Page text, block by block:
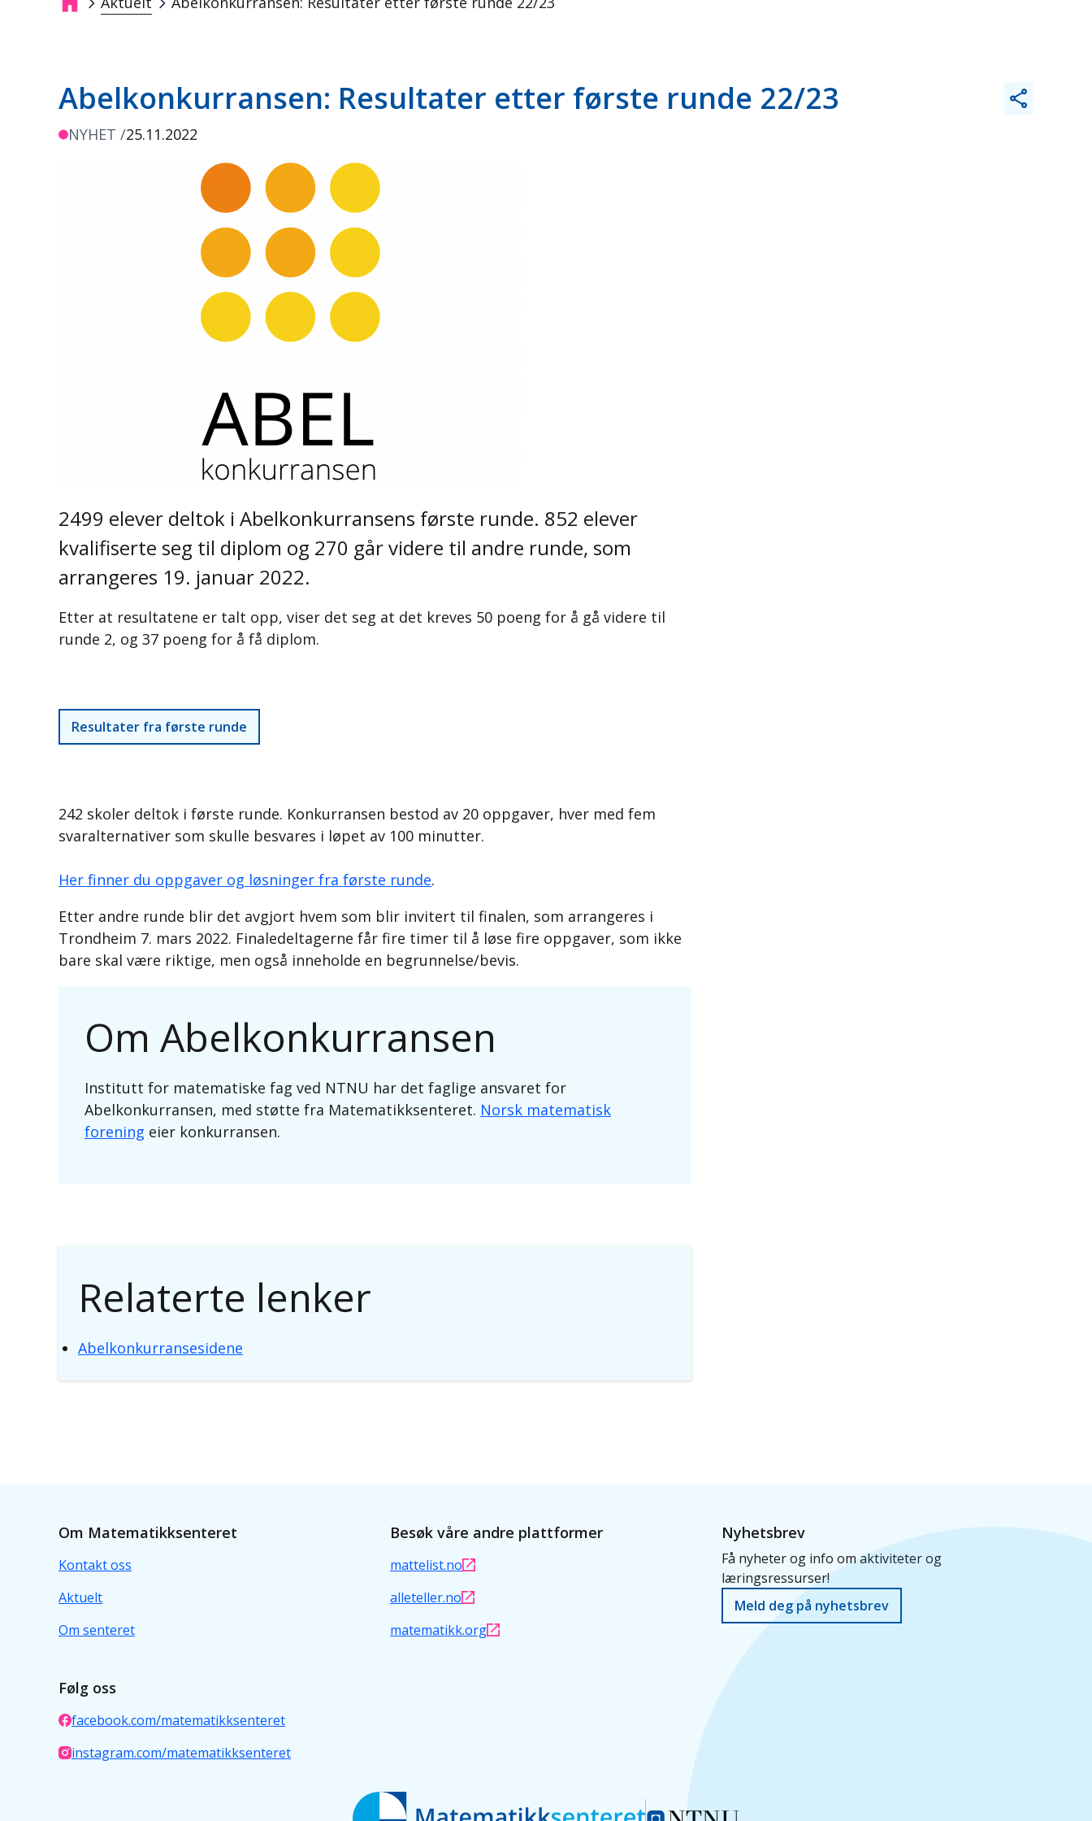
Navigasjonssti
Abelkonkurransen: Resultater etter første runde 22/23
NYHET /25.11.2022
2499 elever deltok i Abelkonkurransens første runde. 852 elever
kvalifiserte seg til diplom og 270 går videre til andre runde, som
arrangeres 19. januar 2022.
Etter at resultatene er talt opp, viser det seg at det kreves 50 poeng for å gå videre til
runde 2, og 37 poeng for å få diplom.
Resultater fra første runde
242 skoler deltok i første runde. Konkurransen bestod av 20 oppgaver, hver med fem
svaralternativer som skulle besvares i løpet av 100 minutter.
Her finner du oppgaver og løsninger fra første runde.
Etter andre runde blir det avgjort hvem som blir invitert til finalen, som arrangeres i
Trondheim 7. mars 2022. Finaledeltagerne får fire timer til å løse fire oppgaver, som ikke
bare skal være riktige, men også inneholde en begrunnelse/bevis.
Om Abelkonkurransen
Institutt for matematiske fag ved NTNU har det faglige ansvaret for
Abelkonkurransen, med støtte fra Matematikksenteret. Norsk matematisk
forening eier konkurransen.
Relaterte lenker
Abelkonkurransesidene
Om Matematikksenteret
Kontakt oss
Aktuelt
Om senteret
Besøk våre andre plattformer
mattelist.no
alleteller.no
matematikk.org
Nyhetsbrev
Få nyheter og info om aktiviteter og
læringsressurser!
Meld deg på nyhetsbrev
Følg oss
facebook.com/matematikksenteret
instagram.com/matematikksenteret